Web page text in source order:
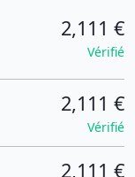
2,111 €
Vérifié
2,111 €
Vérifié
2,111 €